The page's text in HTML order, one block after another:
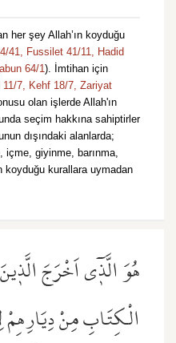
her şey Allah’ın koyduğu
41, Fussilet 41/11, Hadid
64/1). İmtihan için
11/7, Kehf 18/7, Zariyat
olan işlerde Allah'ın
seçim hakkına sahiptirler
dışındaki alanlarda;
içme, giyinme, barınma,
koyduğu kurallara uymadan
هُوَ الَّذ۪ٓي اَخْرَجَ
الْكِتَابِ مِنْ